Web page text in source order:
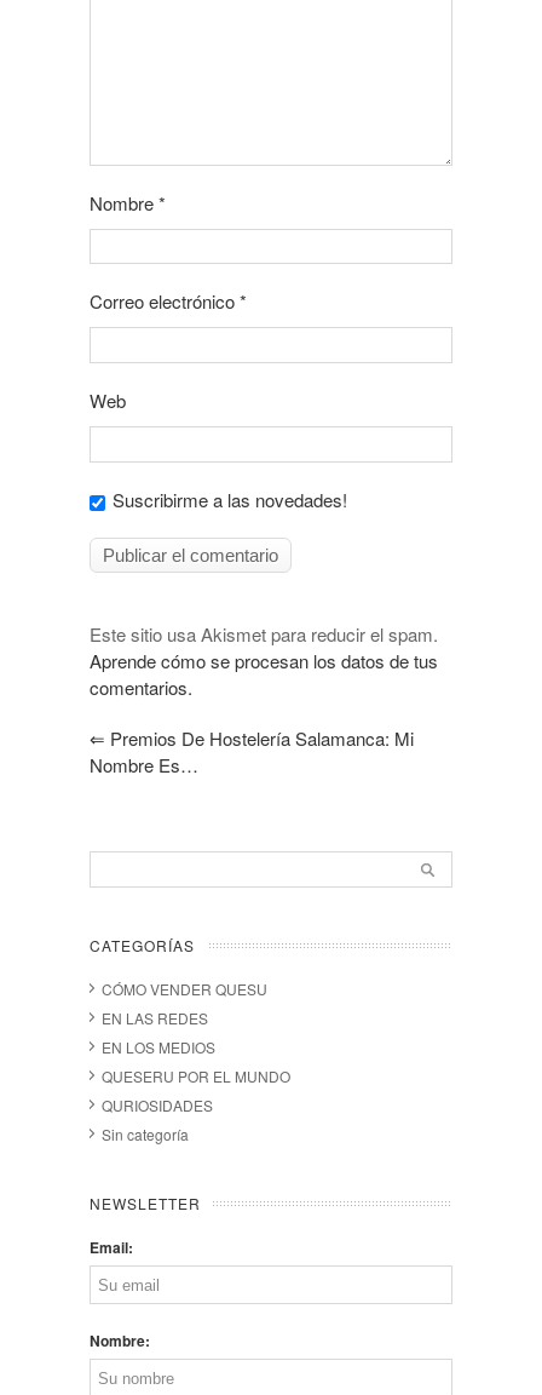
Nombre*
Correo electrónico*
Web
Suscribirme a las novedades!
Este sitio usa Akismet para reducir el spam.
Aprende cómo se procesan los datos de tus
comentarios.
⇐ Premios De Hostelería Salamanca: Mi
Nombre Es…
CATEGORÍAS
CÓMO VENDER QUESU
EN LAS REDES
EN LOS MEDIOS
QUESERU POR EL MUNDO
QURIOSIDADES
Sin categoría
NEWSLETTER
Email:
Nombre: